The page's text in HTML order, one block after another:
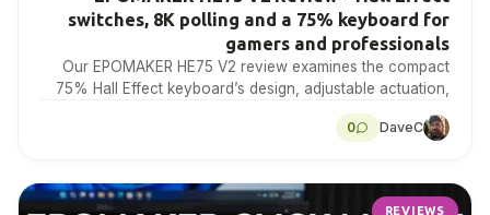
switches, 8K polling and a 75% keyboard for
gamers and professionals
Our EPOMAKER HE75 V2 review examines the compact
75% Hall Effect keyboard’s design, adjustable actuation,
sound treatment, 8K polling, software, battery and multi-
device connectivity.
DaveC
0
REVIEWS